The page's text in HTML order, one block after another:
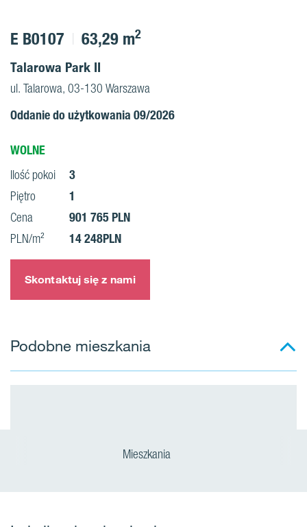
E B0107 63,29 m2
Talarowa Park II
ul. Talarowa, 03-130 Warszawa
Oddanie do użytkowania 09/2026
WOLNE
Ilość pokoi 3
Piętro 1
Cena 901 765 PLN
PLN/m² 14 248PLN
Skontaktuj się z nami
Podobne mieszkania
Mieszkania